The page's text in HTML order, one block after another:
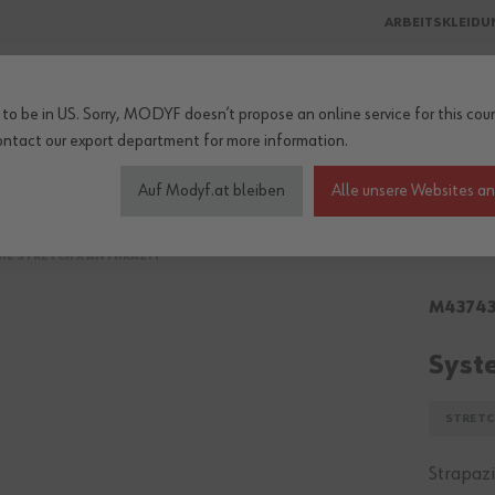
AccessoiresKollektionen
STRETCH X ANTHRAZIT
to be in US. Sorry, MODYF doesn’t propose an online service for this
our export department for more information.
Auf Modyf.at bleiben Alle unsere Websites